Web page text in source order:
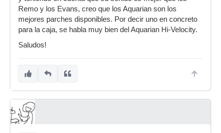
Remo y los Evans, creo que los Aquarian son los
mejores parches disponibles. Por decir uno en concreto
para la caja, se habla muy bien del Aquarian Hi-Velocity.
Saludos!